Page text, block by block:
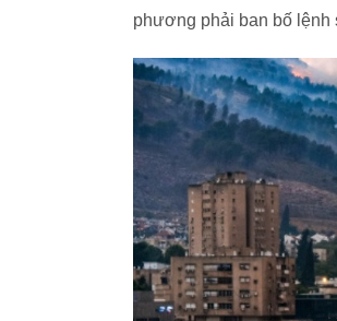
phương phải ban bố